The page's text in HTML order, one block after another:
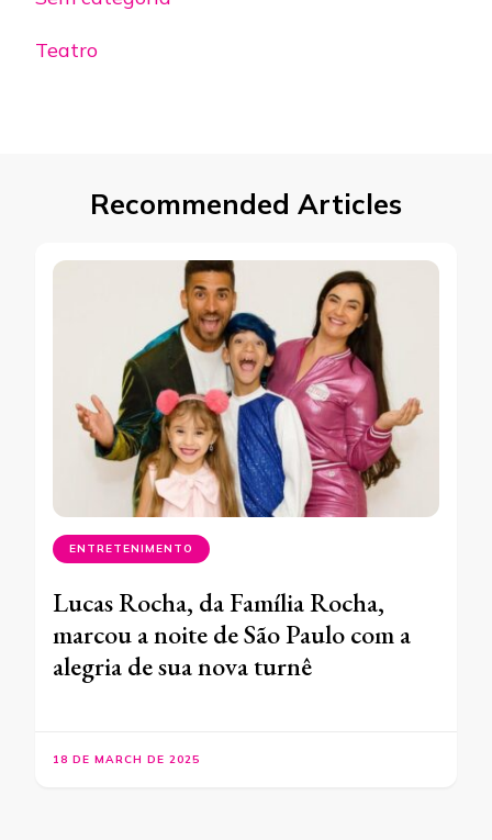
Teatro
Recommended Articles
ENTRETENIMENTO
Lucas Rocha, da Família Rocha,
marcou a noite de São Paulo com a
alegria de sua nova turnê
18 DE MARCH DE 2025